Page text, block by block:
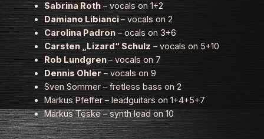
Sabrina Roth– vocals on 1+2
Damiano Libianci– vocals on 2
Carolina Padron– ocals on 3+6
Carsten „Lizard“ Schulz– vocals on 5+10
Rob Lundgren– vocals on 7
Dennis Ohler– vocals on 9
Sven Sommer – fretless bass on 2
Markus Pfeffer – leadguitars on 1+4+5+7
Markus Teske – synth lead on 10